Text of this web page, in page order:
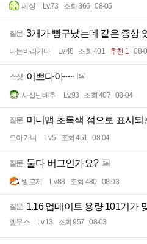
페상 Lv.73 조회 366 08-05
질문 3개가 빵구났는데 같은 증상
나는바라카다 Lv.48 조회 401 추천 1 08-
스샷 이쁘다아~~
사실난배추 Lv.93 조회 407 08-04
질문 미니맵 초록색 점으로 표시되
으아가너 Lv.5 조회 451 08-04
질문 둘다 버그인가요?
빛로제 Lv.88 조회 480 08-03
질문 1.16 업데이트 용량 101기가
엘무스 Lv.13 조회 957 08-03